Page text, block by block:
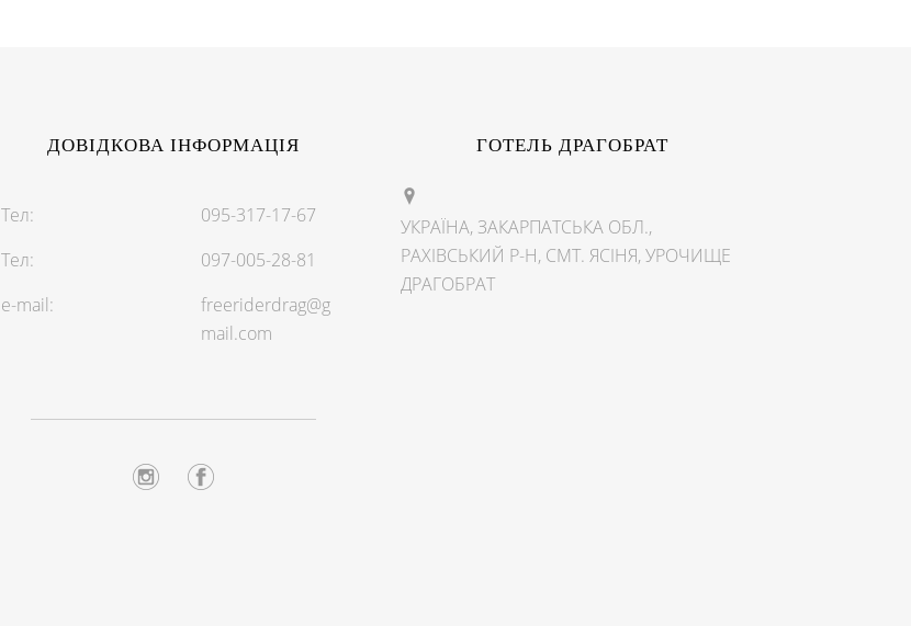
ДОВІДКОВА ІНФОРМАЦІЯ
Тел:
Тел:
e-mail:
095-317-17-67
097-005-28-81
freeriderdrag@g
mail.com
ГОТЕЛЬ ДРАГОБРАТ
УКРАЇНА, ЗАКАРПАТСЬКА ОБЛ.,
РАХІВСЬКИЙ Р-Н, СМТ. ЯСІНЯ, УРОЧИЩЕ
ДРАГОБРАТ